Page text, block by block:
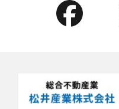
貸倉庫・その他
2022年6月
2022年3月